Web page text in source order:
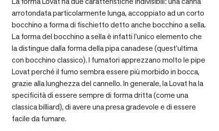
arrotondata particolarmente lunga, accoppiato ad un corto
bocchino a forma di fischietto detto anche bocchino a sella.
La forma del bocchino a sella è infatti l’unico elemento che
la distingue dalla forma della pipa canadese (quest’ultima
con bocchino classico). I fumatori apprezzano molto le pipe
Lovat perché il fumo sembra essere più morbido in bocca,
grazie alla lunghezza del cannello. In generale, la Lovat ha la
specificità di essere sempre di forma dritta (come una
classica billiard), di avere una presa gradevole e di essere
facile da fumare.